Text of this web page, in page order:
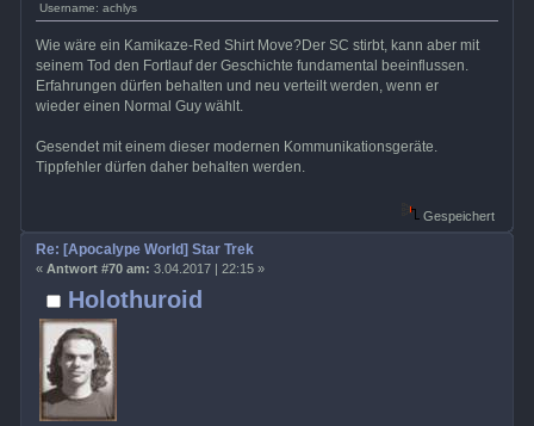
Username: achlys
Wie wäre ein Kamikaze-Red Shirt Move?Der SC stirbt, kann aber mit
seinem Tod den Fortlauf der Geschichte fundamental beeinflussen.
Erfahrungen dürfen behalten und neu verteilt werden, wenn er
wieder einen Normal Guy wählt.
Gesendet mit einem dieser modernen Kommunikationsgeräte.
Tippfehler dürfen daher behalten werden.
Gespeichert
Holothuroid
Re: [Apocalype World] Star Trek
« Antwort #70 am: 3.04.2017 | 22:15 »